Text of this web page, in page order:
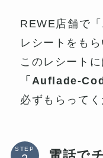
REWE店舗で
レシートをもら
このレシート
「Auflade-
必ずもらってく
STEP